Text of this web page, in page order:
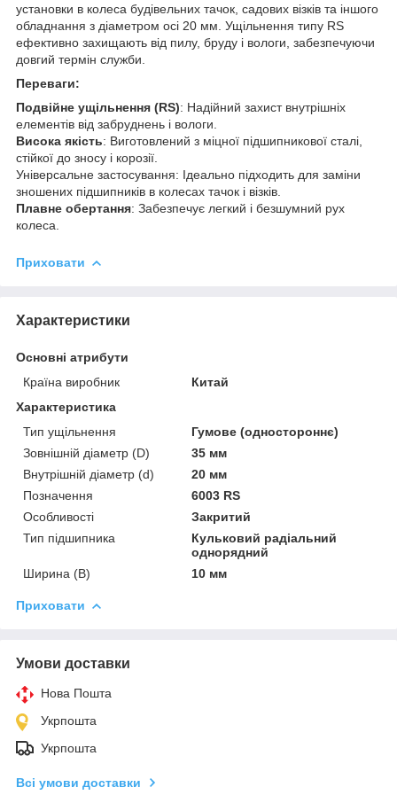
установки в колеса будівельних тачок, садових візків та іншого
обладнання з діаметром осі 20 мм. Ущільнення типу RS
ефективно захищають від пилу, бруду і вологи, забезпечуючи
довгий термін служби.
Переваги:
Подвійне ущільнення (RS): Надійний захист внутрішніх
елементів від забруднень і вологи.
Висока якість: Виготовлений з міцної підшипникової сталі,
стійкої до зносу і корозії.
Універсальне застосування: Ідеально підходить для заміни
зношених підшипників в колесах тачок і візків.
Плавне обертання: Забезпечує легкий і безшумний рух
колеса.
Приховати
Характеристики
Основні атрибути
Країна виробник
Китай
Характеристика
Тип ущільнення
Гумове (одностороннє)
Зовнішній діаметр (D)
35 мм
Внутрішній діаметр (d)
20 мм
Позначення
6003 RS
Особливості
Закритий
Тип підшипника
Кульковий радіальний
однорядний
Ширина (B)
10 мм
Приховати
Умови доставки
Нова Пошта
Укрпошта
Укрпошта
Всі умови доставки